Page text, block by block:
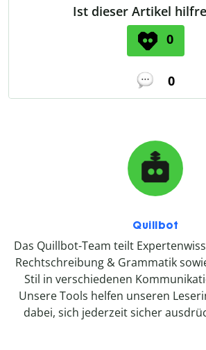
Ist dieser Artikel
0
0
Quillbot
Das Quillbot-Team teilt
Rechtschreibung & Grammatik
Stil in verschiedenen
Unsere Tools helfen unseren
dabei, sich jederzeit sicher